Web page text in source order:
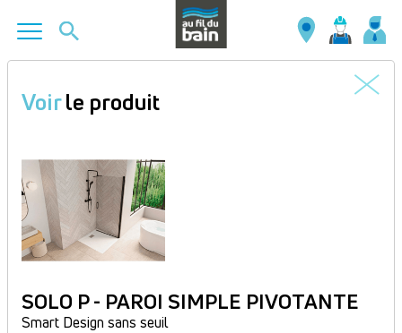
contenu
Voirle produit
SOLO P - PAROI SIMPLE PIVOTANTE
Smart Design sans seuil